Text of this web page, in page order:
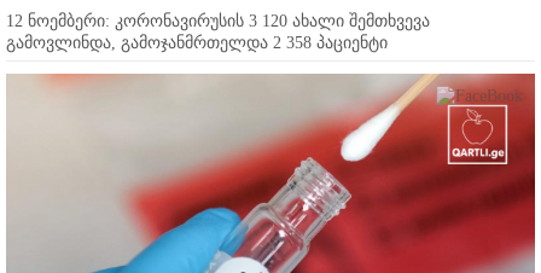
12 ნოემბერი: კორონავირუსის 3 120 ახალი შემთხვევა
გამოვლინდა, გამოჯანმრთელდა 2 358 პაციენტი